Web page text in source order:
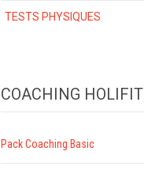
TESTS PHYSIQUES
COACHING HOLIFIT
Pack Coaching Basic